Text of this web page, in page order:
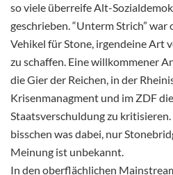
so viele überreife Alt-
geschrieben. “Unterm Strich”
Vehikel für Stone, irgendeine Art
zu schaffen. Eine willkommener
die Gier der Reichen, in der
Krisenmanagment und im ZDF
Staatsverschuldung zu
bisschen was dabei, nur
Meinung ist unbekannt.
In den oberflächlichen